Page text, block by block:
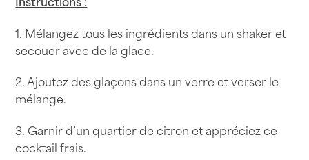
1. Mélangez tous les ingrédients dans un shaker et
secouer avec de la glace.
2. Ajoutez des glaçons dans un verre et verser le
mélange.
3. Garnir d’un quartier de citron et appréciez ce
cocktail frais.